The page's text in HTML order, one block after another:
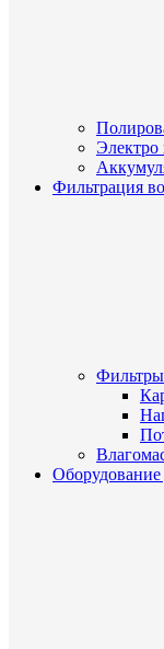
Фильтрация
Фильтры
Оборудование